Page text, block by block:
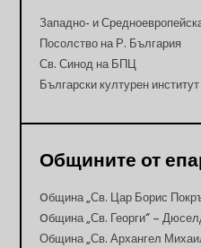
Западно- и
Посолство на Р. България
Св. Синод на БПЦ
Български културен
Общините от
Oбщина „Св. Цар Борис
Oбщина „Св. Георги“ –
Община „Св. Архангел